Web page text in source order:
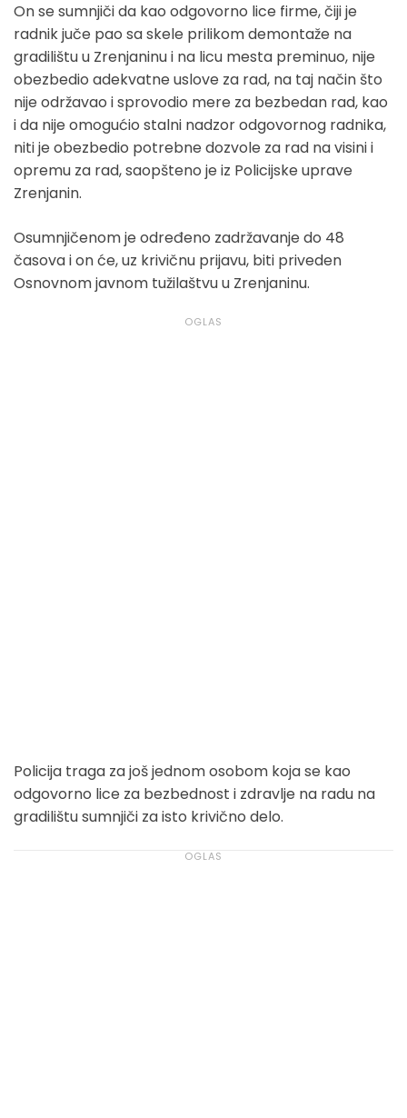
On se sumnjiči da kao odgovorno lice firme, čiji je
radnik juče pao sa skele prilikom demontaže na
gradilištu u Zrenjaninu i na licu mesta preminuo, nije
obezbedio adekvatne uslove za rad, na taj način što
nije održavao i sprovodio mere za bezbedan rad, kao
i da nije omogućio stalni nadzor odgovornog radnika,
niti je obezbedio potrebne dozvole za rad na visini i
opremu za rad, saopšteno je iz Policijske uprave
Zrenjanin.
Osumnjičenom je određeno zadržavanje do 48
časova i on će, uz krivičnu prijavu, biti priveden
Osnovnom javnom tužilaštvu u Zrenjaninu.
Policija traga za još jednom osobom koja se kao
odgovorno lice za bezbednost i zdravlje na radu na
gradilištu sumnjiči za isto krivično delo.